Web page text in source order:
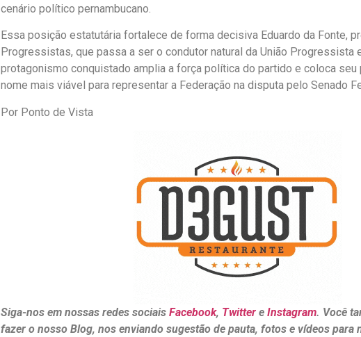
cenário político pernambucano.
Essa posição estatutária fortalece de forma decisiva Eduardo da Fonte,
Progressistas, que passa a ser o condutor natural da União Progressista
protagonismo conquistado amplia a força política do partido e coloca
nome mais viável para representar a Federação na disputa pelo Senado
Por Ponto de Vista
Siga-nos em nossas redes sociais Facebook, Twittere Instagram. Você
fazer o nosso Blog, nos enviando sugestão de pauta, fotos e vídeos para